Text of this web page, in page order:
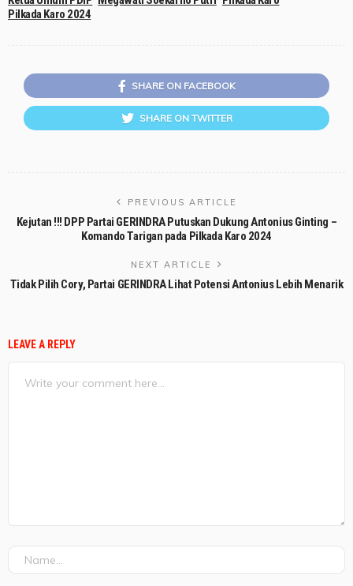
Pilkada Karo 2024
SHARE ON FACEBOOK
SHARE ON TWITTER
PREVIOUS ARTICLE
Kejutan !!! DPP Partai GERINDRA Putuskan Dukung Antonius Ginting –
Komando Tarigan pada Pilkada Karo 2024
NEXT ARTICLE
Tidak Pilih Cory, Partai GERINDRA Lihat Potensi Antonius Lebih Menarik
LEAVE A REPLY